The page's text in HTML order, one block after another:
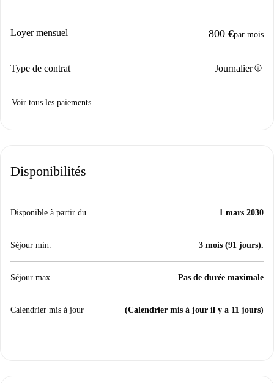
Loyer mensuel 800 €par mois
Type de contrat Journalierinfo
Voir tous les paiements
Disponibilités
Disponible à partir du 1 mars 2030
Séjour min. 3 mois (91 jours).
Séjour max. Pas de durée maximale
Calendrier mis à jour (Calendrier mis à jour il y a 11 jours)